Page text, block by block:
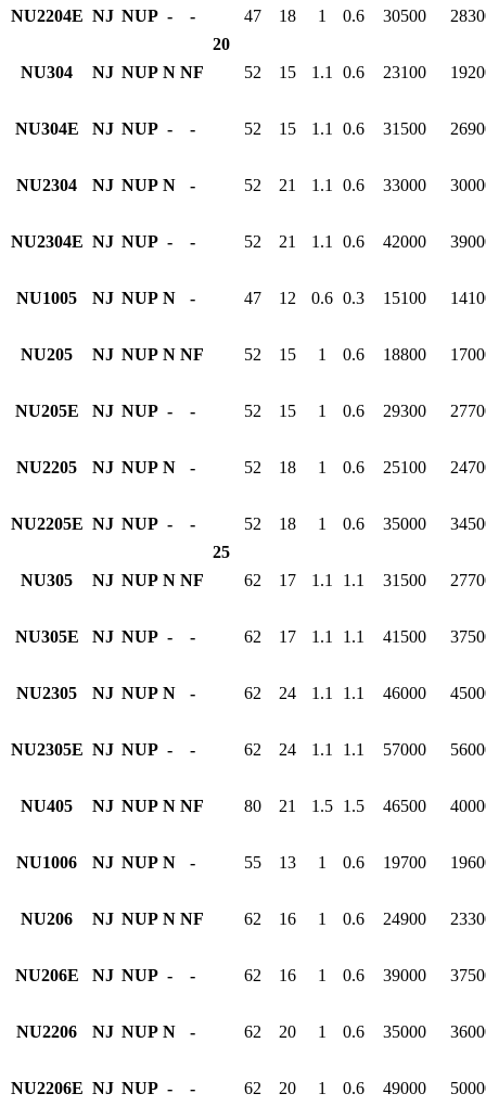
20
NU2204E NJ NUP - - 47 18 1 0.6 30500
NU304 NJ NUP N NF 52 15 1.1 0.6 23100
NU304E NJ NUP - - 52 15 1.1 0.6 31500
NU2304 NJ NUP N - 52 21 1.1 0.6 33000
NU2304E NJ NUP - - 52 21 1.1 0.6 42000
NU1005 NJ NUP N -
25
47 12 0.6 0.3 15100
NU205 NJ NUP N NF 52 15 1 0.6 18800
NU205E NJ NUP - - 52 15 1 0.6 29300
NU2205 NJ NUP N - 52 18 1 0.6 25100
NU2205E NJ NUP - - 52 18 1 0.6 35000
NU305 NJ NUP N NF 62 17 1.1 1.1 31500
NU305E NJ NUP - - 62 17 1.1 1.1 41500
NU2305 NJ NUP N - 62 24 1.1 1.1 46000
NU2305E NJ NUP - - 62 24 1.1 1.1 57000
NU405 NJ NUP N NF 80 21 1.5 1.5 46500
NU1006 NJ NUP N - 55 13 1 0.6 19700
NU206 NJ NUP N NF 62 16 1 0.6 24900
NU206E NJ NUP - - 62 16 1 0.6 39000
NU2206 NJ NUP N - 62 20 1 0.6 35000
NU2206E NJ NUP - - 62 20 1 0.6 49000